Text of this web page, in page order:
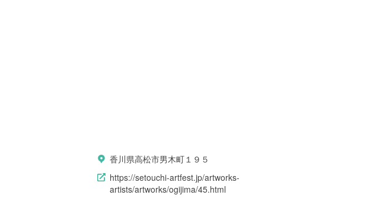
香川県高松市男木町１９５
https://setouchi-artfest.jp/artworks-
artists/artworks/ogijima/45.html